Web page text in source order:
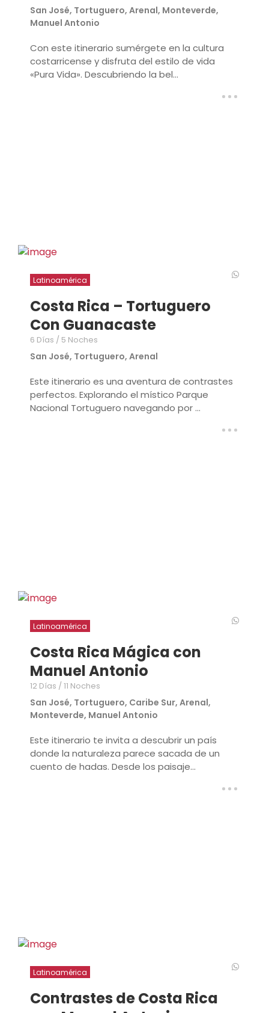
San José, Tortuguero, Arenal, Monteverde,
Manuel Antonio
Con este itinerario sumérgete en la cultura
costarricense y disfruta del estilo de vida
«Pura Vida». Descubriendo la bel...
Latinoamérica
Costa Rica – Tortuguero
Con Guanacaste
6 Días / 5 Noches
San José, Tortuguero, Arenal
Este itinerario es una aventura de contrastes
perfectos. Explorando el místico Parque
Nacional Tortuguero navegando por ...
Latinoamérica
Costa Rica Mágica con
Manuel Antonio
12 Días / 11 Noches
San José, Tortuguero, Caribe Sur, Arenal,
Monteverde, Manuel Antonio
Este itinerario te invita a descubrir un país
donde la naturaleza parece sacada de un
cuento de hadas. Desde los paisaje...
Latinoamérica
Contrastes de Costa Rica